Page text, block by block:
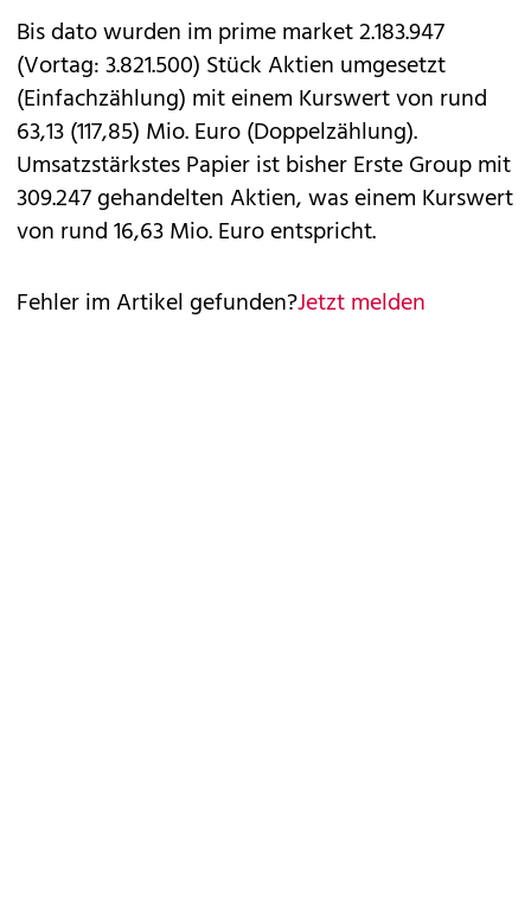
Bis dato wurden im prime market 2.183.947
(Vortag: 3.821.500) Stück Aktien umgesetzt
(Einfachzählung) mit einem Kurswert von rund
63,13 (117,85) Mio. Euro (Doppelzählung).
Umsatzstärkstes Papier ist bisher Erste Group mit
309.247 gehandelten Aktien, was einem Kurswert
von rund 16,63 Mio. Euro entspricht.
Fehler im Artikel gefunden?Jetzt melden